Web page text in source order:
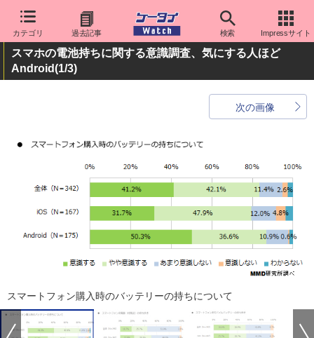
カテゴリ 過去記事 検索 Impressサイト
スマホの電池持ちに関する意識調査、気にする人ほど
Android(1/3)
次の画像
スマートフォン購入時のバッテリーの持ちについて